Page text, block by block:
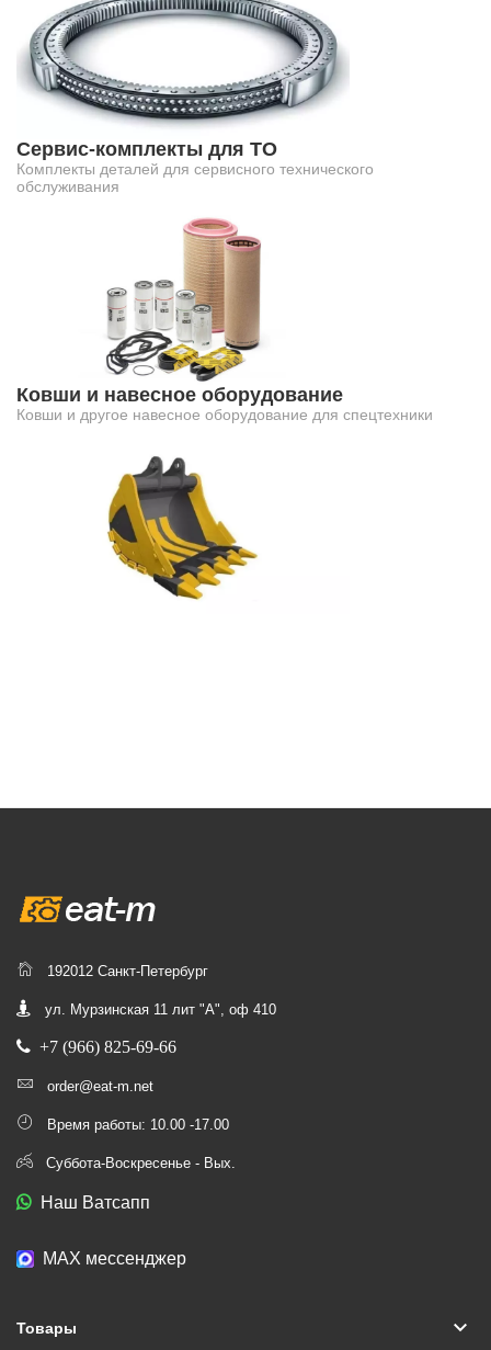
Сервис-комплекты для ТО
Комплекты деталей для сервисного технического
обслуживания
Ковши и навесное оборудование
Ковши и другое навесное оборудование для спецтехники
192012 Санкт-Петербург
ул. Мурзинская 11 лит "А", оф 410
+7 (966) 825-69-66
order@eat-m.net
Время работы: 10.00 -17.00
Суббота-Воскресенье - Вых.
Наш Ватсапп
МАХ мессенджер
Товары keyboard_arrow_down